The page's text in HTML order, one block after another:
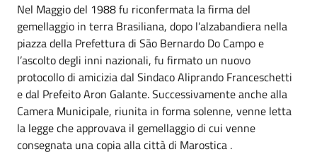
Nel Maggio del 1988 fu riconfermata la firma del
gemellaggio in terra Brasiliana, dopo l’alzabandiera nella
piazza della Prefettura di São Bernardo Do Campo e
l’ascolto degli inni nazionali, fu firmato un nuovo
protocollo di amicizia dal Sindaco Aliprando Franceschetti
e dal Prefeito Aron Galante. Successivamente anche alla
Camera Municipale, riunita in forma solenne, venne letta
la legge che approvava il gemellaggio di cui venne
consegnata una copia alla città di Marostica .